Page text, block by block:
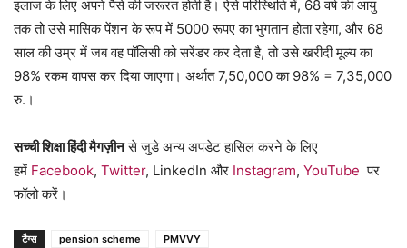
इलाज के लिए अपने पैसे की जरूरत होती है। ऐसे परिस्थिति में, 68 वर्ष की आयु
तक तो उसे मासिक पेंशन के रूप में 5000 रूपए का भुगतान होता रहेगा, और 68
साल की उम्र में जब वह पॉलिसी को सरेंडर कर देता है, तो उसे खरीदी मूल्य का
98% रकम वापस कर दिया जाएगा। अर्थात 7,50,000 का 98% = 7,35,000
रु.।
सच्ची शिक्षा हिंदी मैगज़ीनसे जुडे अन्य अपडेट हासिल करने के लिए
हमें Facebook, Twitter, LinkedIn और Instagram, YouTube पर
फॉलो करें।
टैग्स pension scheme
PMVVY